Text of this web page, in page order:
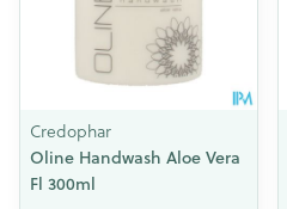
Credophar
Oline Handwash Aloe Vera
Fl 300ml